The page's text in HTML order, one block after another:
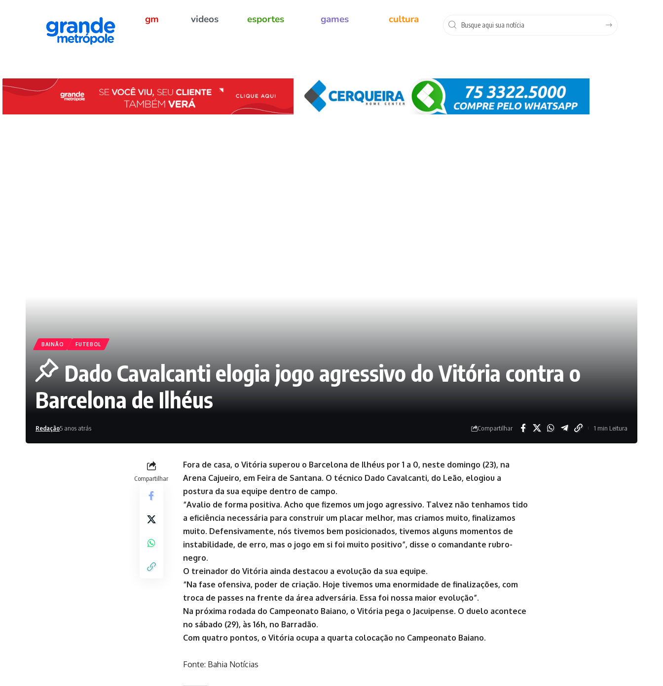
gm videos esportes games cultura
BAINÃO FUTEBOL
Dado Cavalcanti elogia jogo agressivo do Vitória contra o
Barcelona de Ilhéus
Redação5 anos atrás Compartilhar 1 min Leitura
Compartilhar
Fora de casa, o Vitória superou o Barcelona de Ilhéus por 1 a 0, neste domingo (23), na
Arena Cajueiro, em Feira de Santana. O técnico Dado Cavalcanti, do Leão, elogiou a
postura da sua equipe dentro de campo.
“Avalio de forma positiva. Acho que fizemos um jogo agressivo. Talvez não tenhamos tido
a eficiência necessária para construir um placar melhor, mas criamos muito, finalizamos
muito. Defensivamente, nós tivemos bem posicionados, tivemos alguns momentos de
instabilidade, de erro, mas o jogo em si foi muito positivo”, disse o comandante rubro-
negro.
O treinador do Vitória ainda destacou a evolução da sua equipe.
“Na fase ofensiva, poder de criação. Hoje tivemos uma enormidade de finalizações, com
troca de passes na frente da área adversária. Essa foi nossa maior evolução”.
Na próxima rodada do Campeonato Baiano, o Vitória pega o Jacuipense. O duelo acontece
no sábado (29), às 16h, no Barradão.
Com quatro pontos, o Vitória ocupa a quarta colocação no Campeonato Baiano.
Fonte: Bahia Notícias